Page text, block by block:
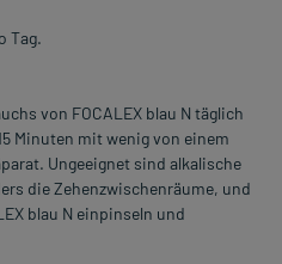
Tag.
von FOCALEX blau N täglich
Minuten mit wenig von einem
Ungeeignet sind alkalische
die Zehenzwischenräume, und
blau N einpinseln und